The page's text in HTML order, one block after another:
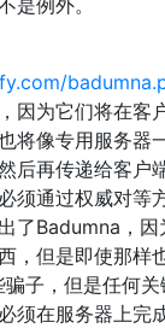
因为它们将在客
将像专用服务器
后再传递给客户
须通过权威对等
了Badumna，因
，但是即使那样
子，但是任何关
须在服务器上完